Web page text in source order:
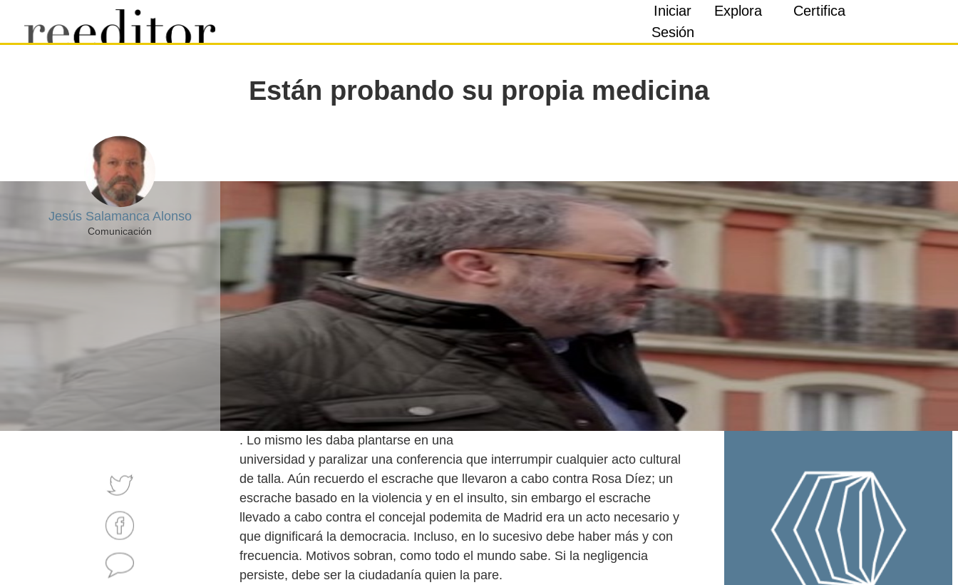
Iniciar
Sesión
Explora Certifica
Jesús Salamanca Alonso
Comunicación
Están probando su propia medicina
. Lo mismo les daba plantarse en una
universidad y paralizar una conferencia que interrumpir cualquier acto cultural
de talla. Aún recuerdo el escrache que llevaron a cabo contra Rosa Díez; un
escrache basado en la violencia y en el insulto, sin embargo el escrache
llevado a cabo contra el concejal podemita de Madrid era un acto necesario y
que dignificará la democracia. Incluso, en lo sucesivo debe haber más y con
frecuencia. Motivos sobran, como todo el mundo sabe. Si la negligencia
persiste, debe ser la ciudadanía quien la pare.